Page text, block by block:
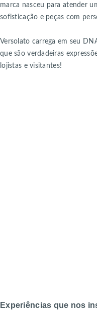
marca nasceu para atender
sofisticação e peças com
Versolato carrega em seu
que são verdadeiras
lojistas e visitantes!
Experiências que nos